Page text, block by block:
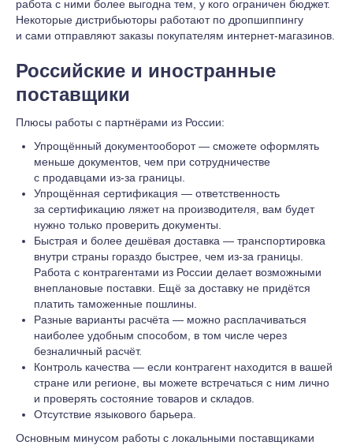
работа с ними более выгодна тем, у кого ограничен бюджет.
Некоторые дистрибьюторы работают по дропшиппингу
и сами отправляют заказы покупателям интернет-магазинов.
Российские и иностранные
поставщики
Плюсы работы с партнёрами из России:
Упрощённый документооборот — сможете оформлять
меньше документов, чем при сотрудничестве
с продавцами из-за границы.
Упрощённая сертификация — ответственность
за сертификацию ляжет на производителя, вам будет
нужно только проверить документы.
Быстрая и более дешёвая доставка — транспортировка
внутри страны гораздо быстрее, чем из-за границы.
Работа с контрагентами из России делает возможными
внеплановые поставки. Ещё за доставку не придётся
платить таможенные пошлины.
Разные варианты расчёта — можно расплачиваться
наиболее удобным способом, в том числе через
безналичный расчёт.
Контроль качества — если контрагент находится в вашей
стране или регионе, вы можете встречаться с ним лично
и проверять состояние товаров и складов.
Отсутствие языкового барьера.
Основным минусом работы с локальными поставщиками